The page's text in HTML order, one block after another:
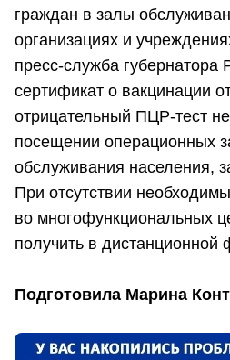
граждан в залы
организациях и
пресс-служба губернатора
сертификат о вакцинации
отрицательный ПЦР-тест
посещении операционных
обслуживания населения,
При отсутствии
во многофункциональных
получить в дистанционной
Подготовила Марина